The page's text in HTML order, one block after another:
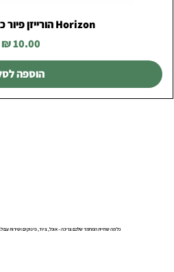
Horizon הורייזן פיור כבש 200 גרם
מחיר
הוספה
כל מה שחיית המחמד שלכם צריכה – אוכל, ציוד, פינוקים ושירות